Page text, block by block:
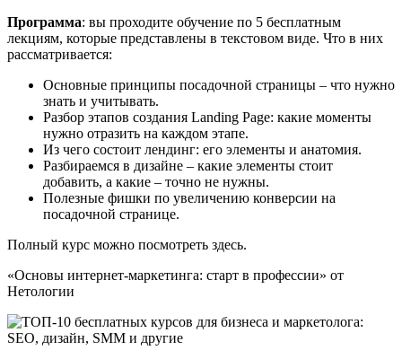
Программа: вы проходите обучение по 5 бесплатным
лекциям, которые представлены в текстовом виде. Что в них
рассматривается:
Основные принципы посадочной страницы – что нужно
знать и учитывать.
Разбор этапов создания Landing Page: какие моменты
нужно отразить на каждом этапе.
Из чего состоит лендинг: его элементы и анатомия.
Разбираемся в дизайне – какие элементы стоит
добавить, а какие – точно не нужны.
Полезные фишки по увеличению конверсии на
посадочной странице.
Полный курс можно посмотреть здесь.
«Основы интернет-маркетинга: старт в профессии» от
Нетологии